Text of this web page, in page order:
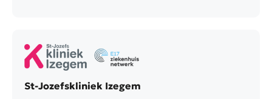
St-Jozefskliniek Izegem